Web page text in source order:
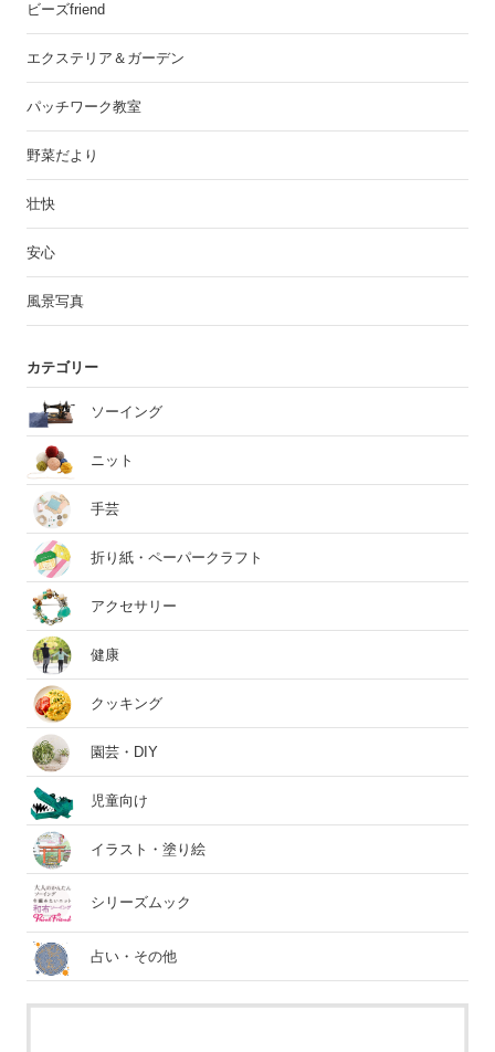
ビーズfriend
エクステリア＆ガーデン
パッチワーク教室
野菜だより
壮快
安心
風景写真
カテゴリー
ソーイング
ニット
手芸
折り紙・ペーパークラフト
アクセサリー
健康
クッキング
園芸・DIY
児童向け
イラスト・塗り絵
シリーズムック
占い・その他